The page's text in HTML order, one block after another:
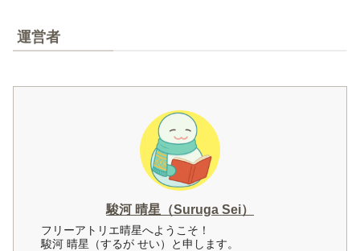
運営者
駿河 晴星（Suruga Sei）
フリーアトリエ晴星へようこそ！
駿河 晴星（するが せい）と申します。